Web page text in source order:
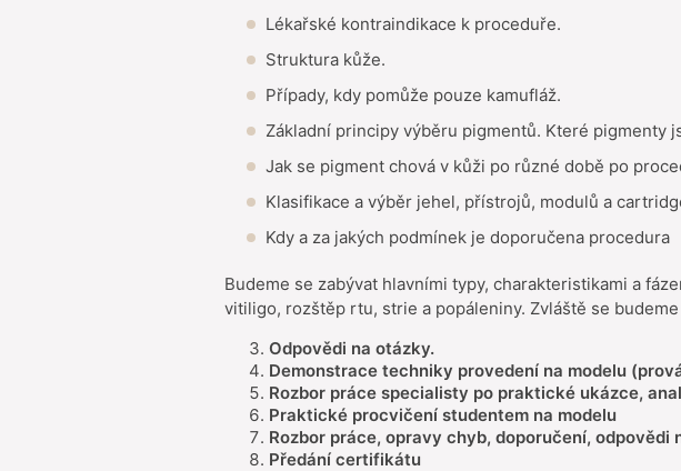
Lékařské kontraindikace k proceduře.
Struktura kůže.
Případy, kdy pomůže pouze kamufláž.
Základní principy výběru pigmentů. Které pigmenty
Jak se pigment chová v kůži po různé době po
Klasifikace a výběr jehel, přístrojů, modulů a
Kdy a za jakých podmínek je doporučena procedura
Budeme se zabývat hlavními typy, charakteristikami a
vitiligo, rozštěp rtu, strie a popáleniny. Zvláště se
Odpovědi na otázky.
Demonstrace techniky provedení na modelu
Rozbor práce specialisty po praktické ukázce,
Praktické procvičení studentem na modelu
Rozbor práce, opravy chyb, doporučení, odpovědi
Předání certifikátu